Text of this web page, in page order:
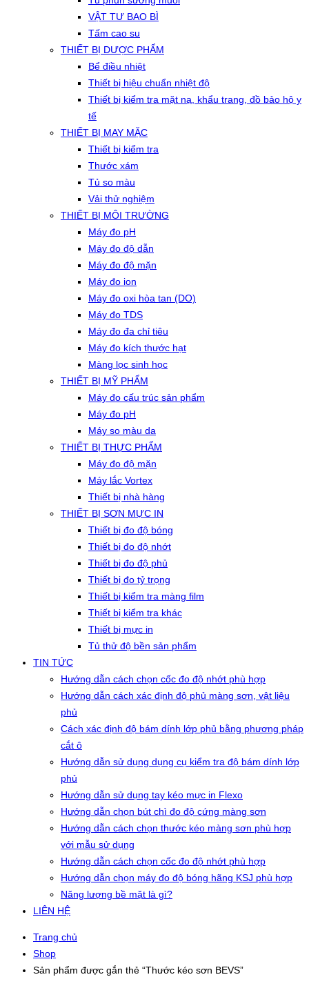
VẬT TƯ BAO BÌ
Tấm cao su
THIẾT BỊ DƯỢC PHẨM
Bể điều nhiệt
Thiết bị hiệu chuẩn nhiệt độ
Thiết bị kiểm tra mặt nạ, khẩu trang, đồ bảo hộ y
tế
THIẾT BỊ MAY MẶC
Thiết bị kiểm tra
Thước xám
Tủ so màu
Vải thử nghiệm
THIẾT BỊ MÔI TRƯỜNG
Máy đo pH
Máy đo độ dẫn
Máy đo độ mặn
Máy đo ion
Máy đo oxi hòa tan (DO)
Máy đo TDS
Máy đo đa chỉ tiêu
Máy đo kích thước hạt
Màng lọc sinh học
THIẾT BỊ MỸ PHẨM
Máy đo cấu trúc sản phẩm
Máy đo pH
Máy so màu da
THIẾT BỊ THỰC PHẨM
Máy đo độ mặn
Máy lắc Vortex
Thiết bị nhà hàng
THIẾT BỊ SƠN MỰC IN
Thiết bị đo độ bóng
Thiết bị đo độ nhớt
Thiết bị đo độ phủ
Thiết bị đo tỷ trọng
Thiết bị kiểm tra màng film
Thiết bị kiểm tra khác
Thiết bị mực in
Tủ thử độ bền sản phẩm
TIN TỨC
Hướng dẫn cách chọn cốc đo độ nhớt phù hợp
Hướng dẫn cách xác định độ phủ màng sơn, vật liệu
phủ
Cách xác định độ bám dính lớp phủ bằng phương pháp
cắt ô
Hướng dẫn sử dụng dụng cụ kiểm tra độ bám dính lớp
phủ
Hướng dẫn sử dụng tay kéo mực in Flexo
Hướng dẫn chọn bút chì đo độ cứng màng sơn
Hướng dẫn cách chọn thước kéo màng sơn phù hợp
với mẫu sử dụng
Hướng dẫn cách chọn cốc đo độ nhớt phù hợp
Hướng dẫn chọn máy đo độ bóng hãng KSJ phù hợp
Năng lượng bề mặt là gì?
LIÊN HỆ
Trang chủ
Shop
Sản phẩm được gắn thẻ “Thước kéo sơn BEVS”